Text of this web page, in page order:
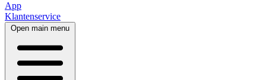
App
Klantenservice
Open main menu